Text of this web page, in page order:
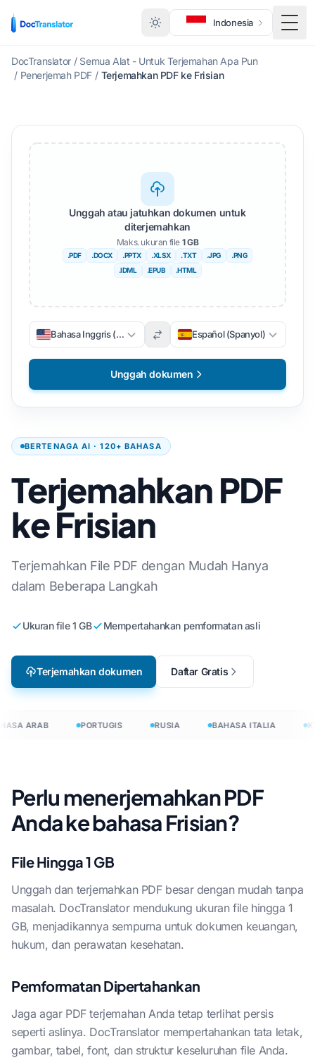
Indonesia
DocTranslator / Semua Alat - Untuk Terjemahan Apa Pun
/ Penerjemah PDF / Terjemahkan PDF ke Frisian
BERTENAGA AI · 120+ BAHASA
Terjemahkan PDF
ke Frisian
Terjemahkan File PDF dengan Mudah Hanya
dalam Beberapa Langkah
Ukuran file 1 GB Mempertahankan pemformatan asli
Terjemahkan dokumen Daftar Gratis
Unggah atau jatuhkan dokumen untuk
diterjemahkan
Maks. ukuran file 1 GB
.PDF .DOCX .PPTX .XLSX .TXT .JPG
.PNG
.IDML
.EPUB .HTML
Bahasa Inggris (Inggris) Español (Spanyol)
Unggah dokumen
ARAB PORTUGIS RUSIA BAHASA ITALIA
Perlu menerjemahkan PDF
Anda ke bahasa Frisian?
File Hingga 1 GB
Unggah dan terjemahkan PDF besar dengan mudah tanpa
masalah. DocTranslator mendukung ukuran file hingga 1
GB, menjadikannya sempurna untuk dokumen keuangan,
hukum, dan perawatan kesehatan.
Pemformatan Dipertahankan
Jaga agar PDF terjemahan Anda tetap terlihat persis
seperti aslinya. DocTranslator mempertahankan tata letak,
gambar, tabel, font, dan struktur keseluruhan file Anda.